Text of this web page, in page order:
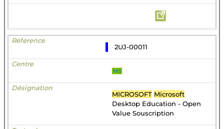
2UJ-00011
MS
MICROSOFT Microsoft
Desktop Education - Open
Value Souscription